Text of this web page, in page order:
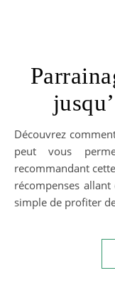
Découvrez
peut vous
recommandant
récompenses
simple de profiter